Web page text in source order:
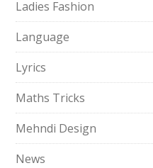
Ladies Fashion
Language
Lyrics
Maths Tricks
Mehndi Design
News